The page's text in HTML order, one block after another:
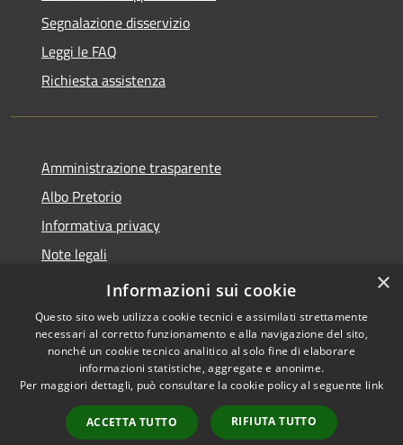
Segnalazione disservizio
Leggi le FAQ
Richiesta assistenza
Amministrazione trasparente
Albo Pretorio
Informativa privacy
Note legali
Dichiarazione di accessibilità
Accessibilità
Copyright © 2026 • Comune di
Mussolente • Powered by
Municipium•
Accesso
redazione
×
Informazioni sui cookie
Questo sito web utilizza cookie tecnici e assimilati strettamente
necessari al corretto funzionamento e alla navigazione del sito,
nonché un cookie tecnico analitico al solo fine di elaborare
informazioni statistiche, aggregate e anonime.
Per maggiori dettagli, può consultare la cookie policy al seguente link
ACCETTA TUTTO RIFIUTA TUTTO